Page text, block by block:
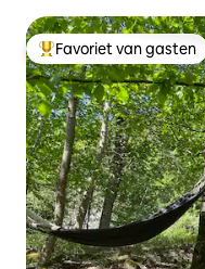
Topfavoriet van gasten
Favoriet van gasten